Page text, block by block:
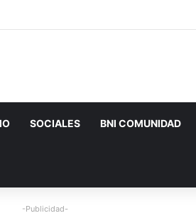
SOCIALES BNI COMUNIDAD
-Publicidad-